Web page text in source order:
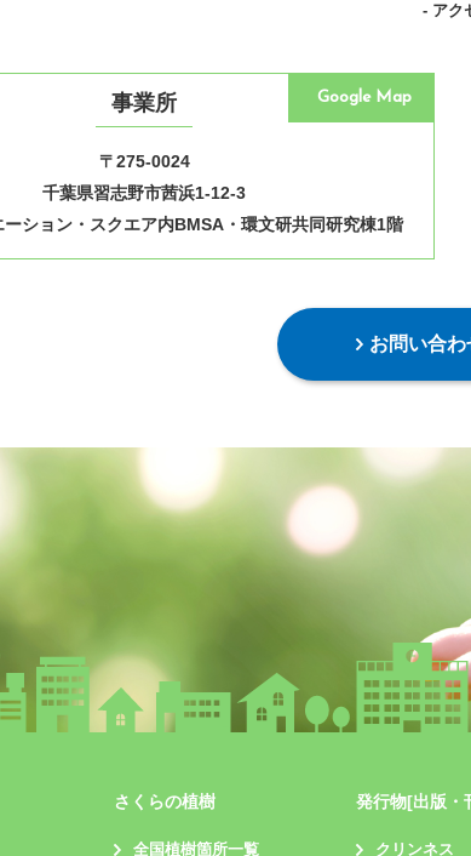
- アク
事業所
〒275-0024
千葉県習志野市茜浜1-12-3
ーション・スクエア内BMSA・環文研共同研究棟1階
Google Map
お問い合わ
さくらの植樹
全国植樹箇所一覧
発行物[出版・
クリンネス